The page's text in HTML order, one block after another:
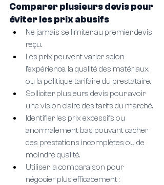
Comparer plusieurs devis pour
éviter les prix abusifs
Ne jamais se limiter au premier devis
reçu.
Les prix peuvent varier selon
l’expérience, la qualité des matériaux,
ou la politique tarifaire du prestataire.
Solliciter plusieurs devis pour avoir
une vision claire des tarifs du marché.
Identifier les prix excessifs ou
anormalement bas pouvant cacher
des prestations incomplètes ou de
moindre qualité.
Utiliser la comparaison pour
négocier plus efficacement :